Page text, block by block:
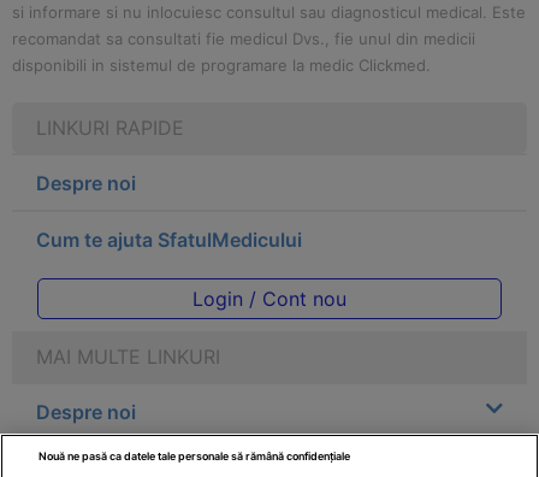
si informare si nu inlocuiesc consultul sau diagnosticul medical. Este
recomandat sa consultati fie medicul Dvs., fie unul din medicii
disponibili in sistemul de programare la medic Clickmed.
LINKURI RAPIDE
Despre noi
Cum te ajuta SfatulMedicului
Login / Cont nou
MAI MULTE LINKURI
Despre noi
Legal
Nouă ne pasă ca datele tale personale să rămână confidențiale